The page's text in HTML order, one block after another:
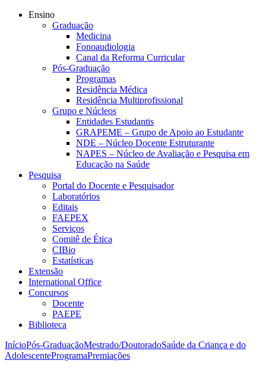
Ensino
Graduação
Medicina
Fonoaudiologia
Canal da Reforma Curricular
Pós-Graduação
Programas
Residência Médica
Residência Multiprofissional
Grupo e Núcleos
Entidades Estudantis
GRAPEME – Grupo de Apoio ao Estudante
NDE – Núcleo Docente Estruturante
NAPES – Núcleo de Avaliação e Pesquisa em
Educação na Saúde
Pesquisa
Portal do Docente e Pesquisador
Laboratórios
Editais
FAEPEX
Serviços
Comitê de Ética
CIBio
Estatísticas
Extensão
International Office
Concursos
Docente
PAEPE
Biblioteca
InícioPós-GraduaçãoMestrado/DoutoradoSaúde da Criança e do
AdolescenteProgramaPremiações